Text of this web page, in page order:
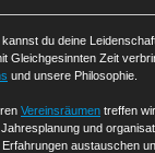
kannst du deine
Gleichgesinnten Zeit
und unsere Philosophie.
Vereinsräumen treffen
und
austauschen